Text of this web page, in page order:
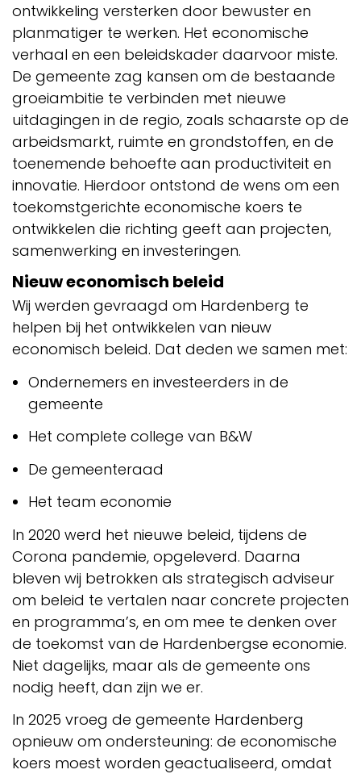
ontwikkeling versterken door bewuster en
planmatiger te werken. Het economische
verhaal en een beleidskader daarvoor miste.
De gemeente zag kansen om de bestaande
groeiambitie te verbinden met nieuwe
uitdagingen in de regio, zoals schaarste op de
arbeidsmarkt, ruimte en grondstoffen, en de
toenemende behoefte aan productiviteit en
innovatie. Hierdoor ontstond de wens om een
toekomstgerichte economische koers te
ontwikkelen die richting geeft aan projecten,
samenwerking en investeringen.
Nieuw economisch beleid
Wij werden gevraagd om Hardenberg te
helpen bij het ontwikkelen van nieuw
economisch beleid. Dat deden we samen met:
Ondernemers en investeerders in de
gemeente
Het complete college van B&W
De gemeenteraad
Het team economie
In 2020 werd het nieuwe beleid, tijdens de
Corona pandemie, opgeleverd. Daarna
bleven wij betrokken als strategisch adviseur
om beleid te vertalen naar concrete projecten
en programma’s, en om mee te denken over
de toekomst van de Hardenbergse economie.
Niet dagelijks, maar als de gemeente ons
nodig heeft, dan zijn we er.
In 2025 vroeg de gemeente Hardenberg
opnieuw om ondersteuning: de economische
koers moest worden geactualiseerd, omdat